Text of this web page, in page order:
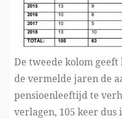
De tweede kolom
de vermelde jaren de
pensioenleeftijd te
verlagen, 105 keer dus